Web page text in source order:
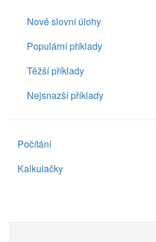
Nové slovní úlohy
Populární příklady
Těžší příklady
Nejsnazší příklady
Počítání
Kalkulačky